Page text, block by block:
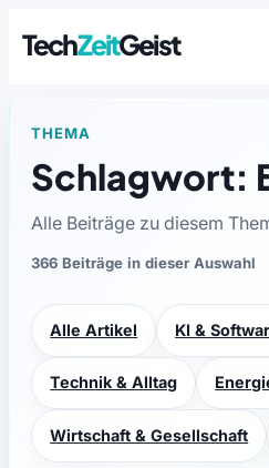
TechZeitGeist
THEMA
Schlagwort:
Alle Beiträge zu diesem
366 Beiträge in dieser Auswahl
Alle Artikel KI &
Technik & Alltag
Wirtschaft & Gesellschaft